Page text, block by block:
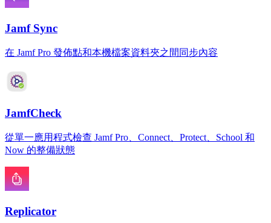
Jamf Sync
在 Jamf Pro 發佈點和本機檔案資料夾之間同步內容
JamfCheck
從單一應用程式檢查 Jamf Pro、Connect、Protect、School 和
Now 的整備狀態
Replicator